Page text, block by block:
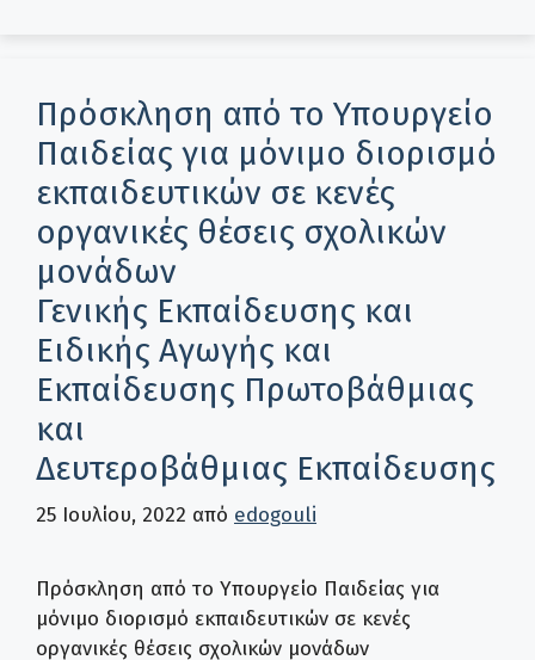
Πρόσκληση από το Υπουργείο
Παιδείας για μόνιμο διορισμό
εκπαιδευτικών σε κενές
οργανικές θέσεις σχολικών
μονάδων
Γενικής Εκπαίδευσης και
Ειδικής Αγωγής και
Εκπαίδευσης Πρωτοβάθμιας
και
Δευτεροβάθμιας Εκπαίδευσης
25 Ιουλίου, 2022 από edogouli
Πρόσκληση από το Υπουργείο Παιδείας για
μόνιμο διορισμό εκπαιδευτικών σε κενές
οργανικές θέσεις σχολικών μονάδων